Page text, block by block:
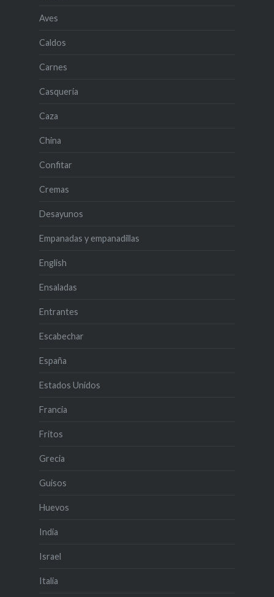
Aves
Caldos
Carnes
Casquería
Caza
China
Confitar
Cremas
Desayunos
Empanadas y empanadillas
English
Ensaladas
Entrantes
Escabechar
España
Estados Unidos
Francia
Fritos
Grecia
Guisos
Huevos
India
Israel
Italia